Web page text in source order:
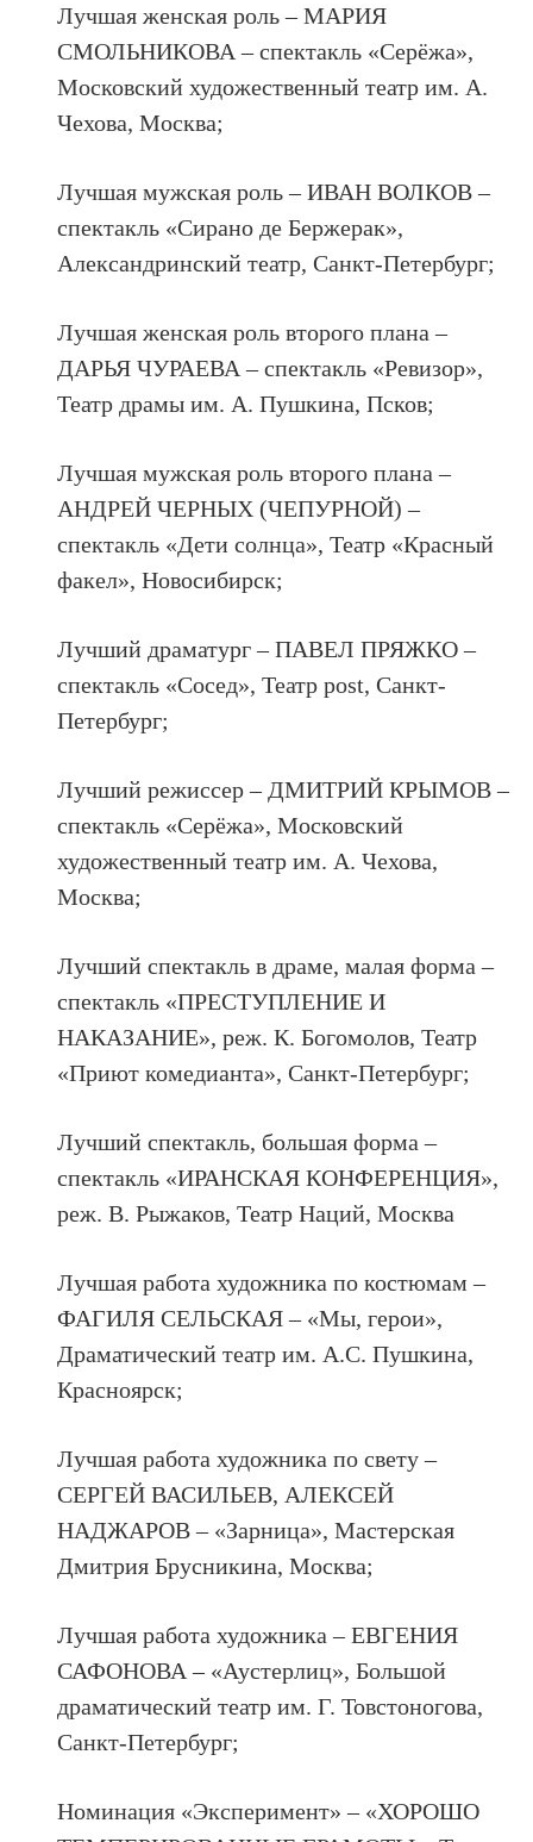
Лучшая женская роль – МАРИЯ
СМОЛЬНИКОВА – спектакль «Серёжа»,
Московский художественный театр им. А.
Чехова, Москва;
Лучшая мужская роль – ИВАН ВОЛКОВ –
спектакль «Сирано де Бержерак»,
Александринский театр, Санкт-Петербург;
Лучшая женская роль второго плана –
ДАРЬЯ ЧУРАЕВА – спектакль «Ревизор»,
Театр драмы им. А. Пушкина, Псков;
Лучшая мужская роль второго плана –
АНДРЕЙ ЧЕРНЫХ (ЧЕПУРНОЙ) –
спектакль «Дети солнца», Театр «Красный
факел», Новосибирск;
Лучший драматург – ПАВЕЛ ПРЯЖКО –
спектакль «Сосед», Театр post, Санкт-
Петербург;
Лучший режиссер – ДМИТРИЙ КРЫМОВ –
спектакль «Серёжа», Московский
художественный театр им. А. Чехова,
Москва;
Лучший спектакль в драме, малая форма –
спектакль «ПРЕСТУПЛЕНИЕ И
НАКАЗАНИЕ», реж. К. Богомолов, Театр
«Приют комедианта», Санкт-Петербург;
Лучший спектакль, большая форма –
спектакль «ИРАНСКАЯ КОНФЕРЕНЦИЯ»,
реж. В. Рыжаков, Театр Наций, Москва
Лучшая работа художника по костюмам –
ФАГИЛЯ СЕЛЬСКАЯ – «Мы, герои»,
Драматический театр им. А.С. Пушкина,
Красноярск;
Лучшая работа художника по свету –
СЕРГЕЙ ВАСИЛЬЕВ, АЛЕКСЕЙ
НАДЖАРОВ – «Зарница», Мастерская
Дмитрия Брусникина, Москва;
Лучшая работа художника – ЕВГЕНИЯ
САФОНОВА – «Аустерлиц», Большой
драматический театр им. Г. Товстоногова,
Санкт-Петербург;
Номинация «Эксперимент» – «ХОРОШО